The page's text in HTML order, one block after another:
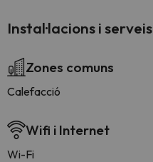
Instal·lacions i serveis
Zones comuns
Calefacció
Wifi i Internet
Wi-Fi